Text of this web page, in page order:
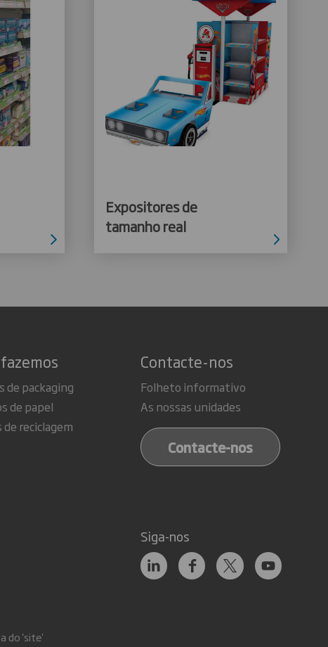
Expositores de
tamanho real
de packaging
de papel
de reciclagem
Contacte-nos
Folheto informativo
As nossas unidades
Contacte-nos
Siga-nos
do 'site'